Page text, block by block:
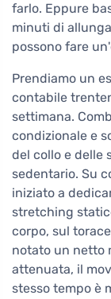
farlo. Eppure
minuti di
possono fare
Prendiamo un
contabile
settimana.
condizionale e
del collo e delle
sedentario. Su
iniziato a
stretching
corpo, sul
notato un netto
attenuata, il
stesso tempo è